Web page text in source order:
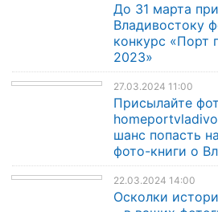
До 31 марта
Владивостоку
конкурс «Порт
2023»
27.03.2024 11:00
Присылайте
шанс попасть
фото-книги о
22.03.2024 14:00
Осколки